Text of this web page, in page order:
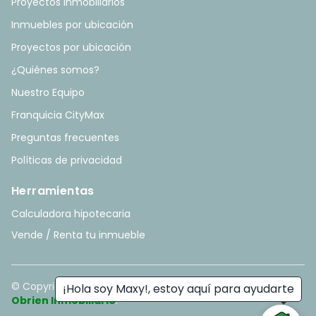
¡Hola soy Maxy!, estoy aquí para ayudarte
Inmuebles por ubicación
Proyectos por ubicación
¿Quiénes somos?
Nuestro Equipo
Franquicia CityMax
Preguntas frecuentes
Políticas de privacidad
Herramientas
Calculadora hipotecaria
Vende / Renta tu inmueble
© Copyright2026. All rights reserved. - Hecho con ❤️ por
Obrien Inmobiliario.